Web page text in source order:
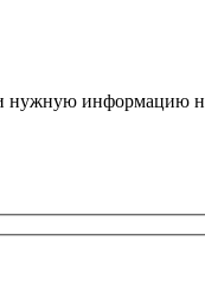
нужную информацию